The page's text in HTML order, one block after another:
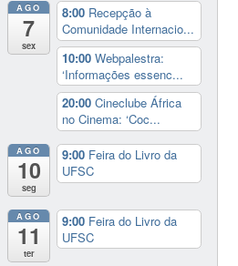
AGO
7
sex
8:00 Recepção à
Comunidade Internacio...
10:00Webpalestra:
‘Informações essenc...
20:00Cineclube África
no Cinema: ‘Coc...
AGO
10
seg
9:00 Feira do Livro da
UFSC
AGO
11
ter
9:00 Feira do Livro da
UFSC